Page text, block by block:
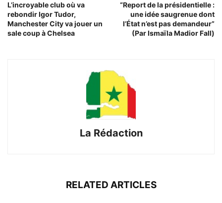
L’incroyable club où va
rebondir Igor Tudor,
Manchester City va jouer un
sale coup à Chelsea
“Report de la présidentielle :
une idée saugrenue dont
l’État n’est pas demandeur”
(Par Ismaïla Madior Fall)
La Rédaction
RELATED ARTICLES